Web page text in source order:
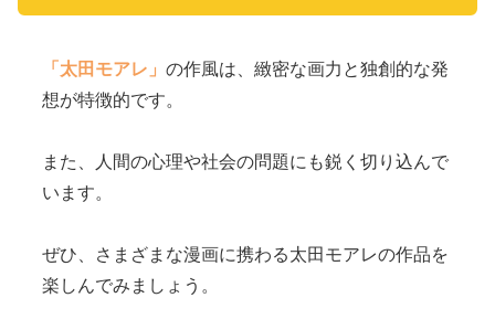
「太田モアレ」の作風は、緻密な画力と独創的な発
想が特徴的です。
また、人間の心理や社会の問題にも鋭く切り込んで
います。
ぜひ、さまざまな漫画に携わる太田モアレの作品を
楽しんでみましょう。